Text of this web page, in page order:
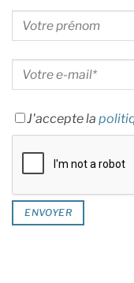
J'accepte la